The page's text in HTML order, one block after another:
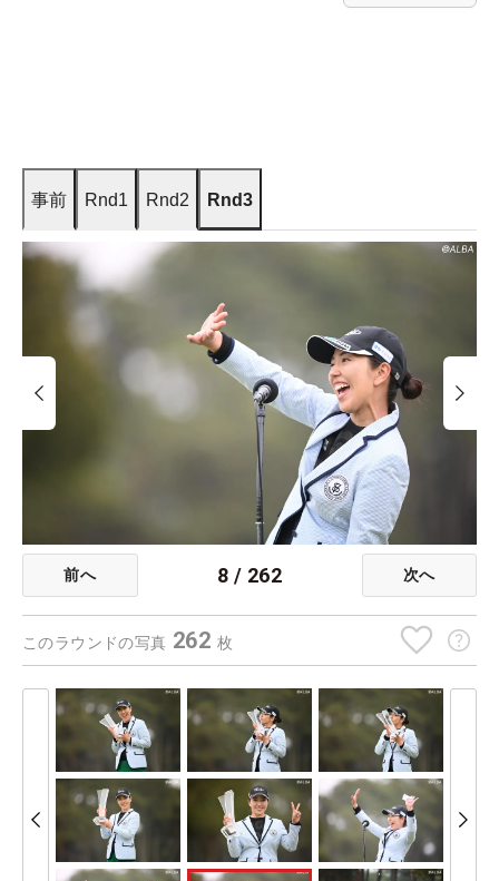
事前 Rnd1 Rnd2 Rnd3
前へ 8 / 262 次へ
このラウンドの写真 262 枚